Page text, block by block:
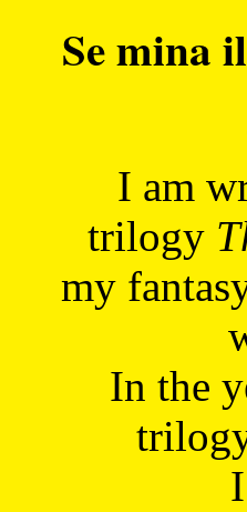
Se mina
I am
trilogy
my
In the